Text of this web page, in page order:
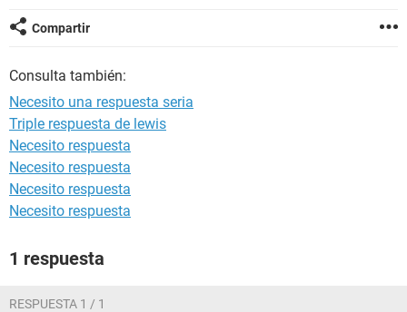
Compartir
Consulta también:
Necesito una respuesta seria
Triple respuesta de lewis
Necesito respuesta
Necesito respuesta
Necesito respuesta
Necesito respuesta
1 respuesta
RESPUESTA 1 / 1